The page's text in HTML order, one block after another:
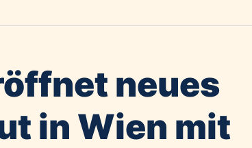
neues
in Wien mit